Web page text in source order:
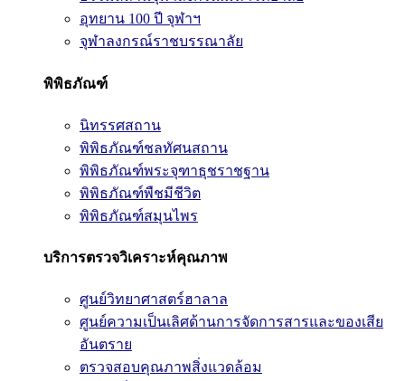
อุทยาน 100 ปี จุฬาฯ
จุฬาลงกรณ์ราชบรรณาลัย
พิพิธภัณฑ์
นิทรรศสถาน
พิพิธภัณฑ์ชลทัศนสถาน
พิพิธภัณฑ์พระจุฑาธุชราชฐาน
พิพิธภัณฑ์พืชมีชีวิต
พิพิธภัณฑ์สมุนไพร
บริการตรวจวิเคราะห์คุณภาพ
ศูนย์วิทยาศาสตร์ฮาลาล
ศูนย์ความเป็นเลิศด้านการจัดการสารและของเสีย
อันตราย
ตรวจสอบคุณภาพสิ่งแวดล้อม